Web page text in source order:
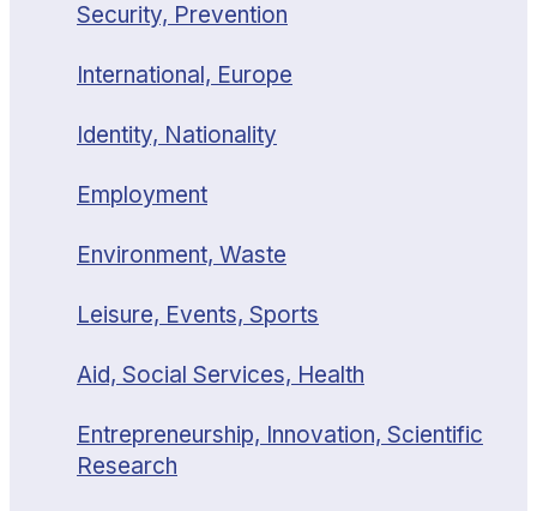
Security, Prevention
International, Europe
Identity, Nationality
Employment
Environment, Waste
Leisure, Events, Sports
Aid, Social Services, Health
Entrepreneurship, Innovation, Scientific
Research